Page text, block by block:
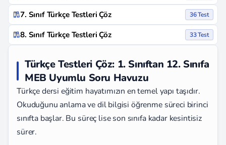
7. Sınıf Türkçe Testleri Çöz 36 Test
8. Sınıf Türkçe Testleri Çöz 33 Test
Türkçe Testleri Çöz: 1. Sınıftan 12. Sınıfa
MEB Uyumlu Soru Havuzu
Türkçe dersi eğitim hayatımızın en temel yapı taşıdır.
Okuduğunu anlama ve dil bilgisi öğrenme süreci birinci
sınıfta başlar. Bu süreç lise son sınıfa kadar kesintisiz
sürer.